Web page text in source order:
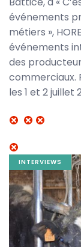
événements
métiers »,
événements
des
commerciaux.
les 1 et 2 juillet
INTERVIEWS
Image
banner